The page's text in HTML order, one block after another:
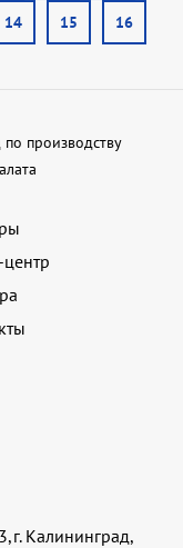
14 15 16
производству
Калининград,